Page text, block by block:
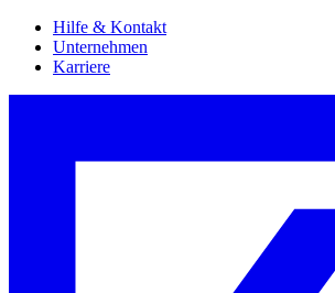
Hilfe & Kontakt
Unternehmen
Karriere